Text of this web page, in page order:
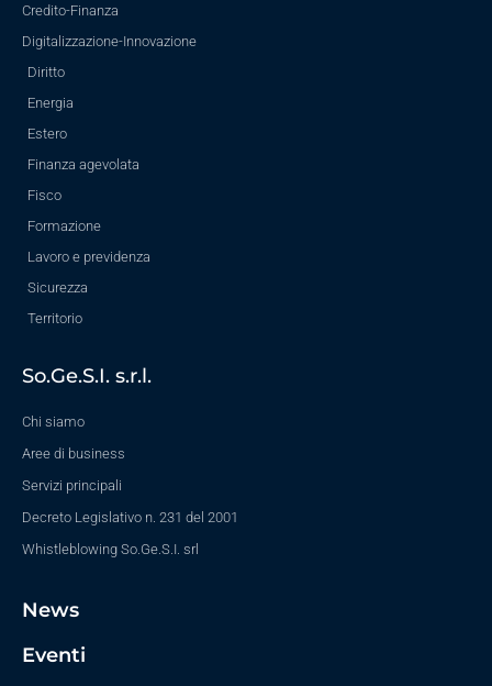
Credito-Finanza
Digitalizzazione-Innovazione
Diritto
Energia
Estero
Finanza agevolata
Fisco
Formazione
Lavoro e previdenza
Sicurezza
Territorio
So.Ge.S.I. s.r.l.
Chi siamo
Aree di business
Servizi principali
Decreto Legislativo n. 231 del 2001
Whistleblowing So.Ge.S.I. srl
News
Eventi